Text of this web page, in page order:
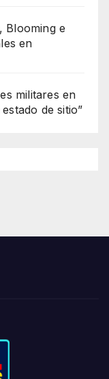
Blooming e
en
militares en
de sitio”